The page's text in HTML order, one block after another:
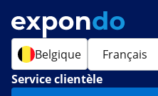
Belgique
Service clientèle